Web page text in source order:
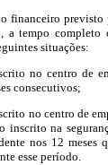
financeiro previsto
a tempo
situações:
no centro de
consecutivos;
no centro de
inscrito na
nos 12 meses
esse período.